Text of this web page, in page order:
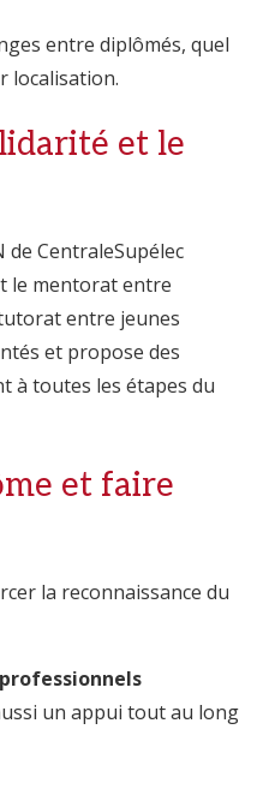
entre diplômés, quel
localisation.
et le
de CentraleSupélec
le mentorat entre
entre jeunes
et propose des
à toutes les étapes du
et faire
la reconnaissance du
un appui tout au long